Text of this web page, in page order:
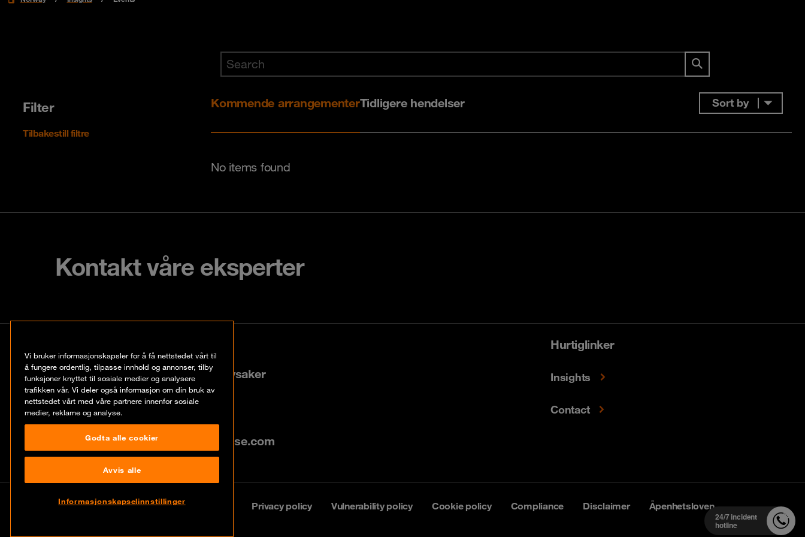
Filter
Tilbakestill filtre
Kommende arrangementerTidligere hendelser Sort by
No items found
Kontakt våre eksperter
Lysaker Torg 25, N-1366 Lysaker
+47 67 57 37 37
info@no.orangecyberdefense.com
Hurtiglinker
Insights
Contact
© Orange Cyberdefense
Legal Notice Privacy policy Vulnerability policy Cookie policy Compliance Disclaimer
Åpenhetsloven
24/7 incident
hotline
Vi bruker informasjonskapsler for å få nettstedet vårt til
å fungere ordentlig, tilpasse innhold og annonser, tilby
funksjoner knyttet til sosiale medier og analysere
trafikken vår. Vi deler også informasjon om din bruk av
nettstedet vårt med våre partnere innenfor sosiale
medier, reklame og analyse.
Godta alle cookier
Avvis alle
Informasjonskapselinnstillinger